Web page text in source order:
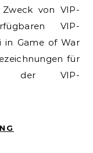
von VIP-
VIP-
in Game of War
für
der VIP-